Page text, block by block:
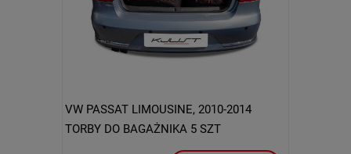
VW PASSAT LIMOUSINE, 2010-2014
TORBY DO BAGAŻNIKA 5 SZT